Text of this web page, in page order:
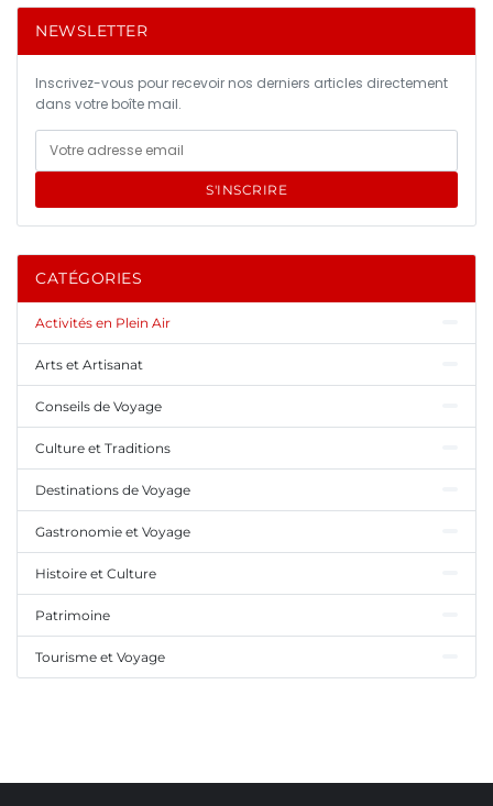
NEWSLETTER
Inscrivez-vous pour recevoir nos derniers articles directement
dans votre boîte mail.
S'INSCRIRE
CATÉGORIES
Activités en Plein Air
Arts et Artisanat
Conseils de Voyage
Culture et Traditions
Destinations de Voyage
Gastronomie et Voyage
Histoire et Culture
Patrimoine
Tourisme et Voyage